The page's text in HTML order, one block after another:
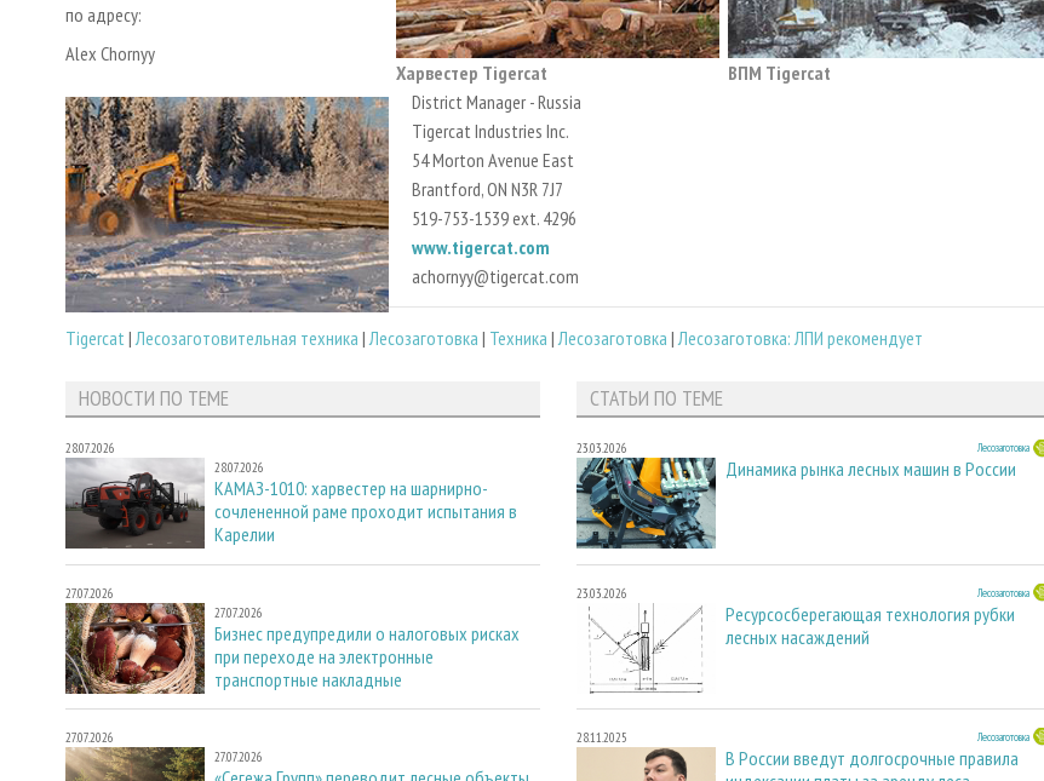
ВПМ Tigercat
Харвестер Tigercat
по адресу:
Alex Chornyy
District Manager - Russia
Tigercat Industries Inc.
54 Morton Avenue East
Brantford, ON N3R 7J7
519-753-1539 ext. 4296
www.tigercat.com
achornyy@tigercat.com
Tigercat | Лесозаготовительная техника | Лесозаготовка | Техника | Лесозаготовка | Лесозаготовка: ЛПИ рекомендует
НОВОСТИ ПО ТЕМЕ
28.07.2026
28.07.2026
КАМАЗ-1010: харвестер на шарнирно-
сочлененной раме проходит испытания в
Карелии
27.07.2026
27.07.2026
Бизнес предупредили о налоговых рисках
при переходе на электронные
транспортные накладные
27.07.2026
27.07.2026
СТАТЬИ ПО ТЕМЕ
23.03.2026 Лесозаготовка
Динамика рынка лесных машин в России
23.03.2026 Лесозаготовка
Ресурсосберегающая технология рубки
лесных насаждений
28.11.2025 Лесозаготовка
В России введут долгосрочные правила